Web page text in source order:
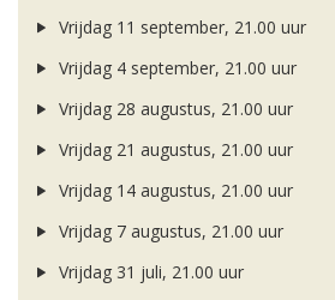
Vrijdag 11 september, 21.00 uur
Vrijdag 4 september, 21.00 uur
Vrijdag 28 augustus, 21.00 uur
Vrijdag 21 augustus, 21.00 uur
Vrijdag 14 augustus, 21.00 uur
Vrijdag 7 augustus, 21.00 uur
Vrijdag 31 juli, 21.00 uur